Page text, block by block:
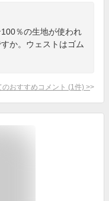
％の生地が使われ
か。ウェストはゴム
のおすすめコメント (1 件) >